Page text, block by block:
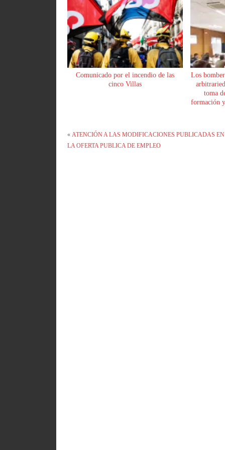
Comunicado por el incendio de las
cinco Villas
Los
toma
formación
« ATENCIÓN A LAS MODIFICACIONES PUBLICADAS EN
LA OFERTA PUBLICA DE EMPLEO